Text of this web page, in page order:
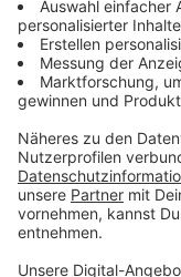
Hochkarätig
Moore und Kevin
Milliardärsgattin
Kult rund um ihre
will ihre